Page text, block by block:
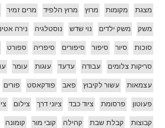
מצגת מקומות מרוץ מרוץ הלפיד מרים זמיר
משק משק ילדים נוי שדש נוסטלגיה נירה
סוכות סיור סיפור סיפורים סיפריה ספורט
סריקות צלומים עבודה עדעד עוגות עומר
עצמאות עשור לקיבוץ פאב פודקאסט פורים
פעוטון פרסומת ציוד כבד ציוני דרך צילום
קבוצות קבלת שבת קהילה קובי מור קומונה